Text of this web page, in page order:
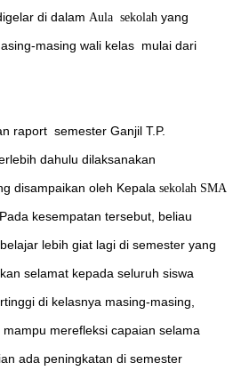
di dalam Aula sekolah yang
masing wali kelas mulai dari
raport semester Ganjil T.P.
dahulu dilaksanakan
disampaikan oleh Kepala sekolah SMA
Pada kesempatan tersebut, beliau
lebih giat lagi di semester yang
selamat kepada seluruh siswa
di kelasnya masing-masing,
merefleksi capaian selama
ada peningkatan di semester